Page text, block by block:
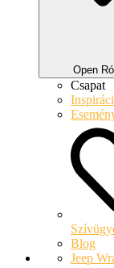
Open
Csapat
Blog
Jeep